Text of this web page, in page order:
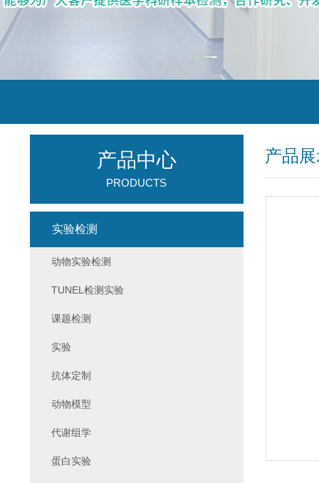
产品
产品中心
PRODUCTS
实验检测
动物实验检测
TUNEL检测实验
课题检测
实验
抗体定制
动物模型
代谢组学
蛋白实验